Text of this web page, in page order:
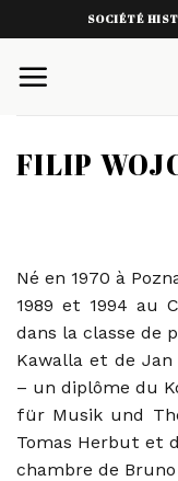
to
content
SOCIÉTÉ
FILIP
Né en 1970 à
1989 et 1994 au
dans la classe de
Kawalla et de
– un diplôme du
für Musik und
Tomas Herbut et
chambre de Bruno